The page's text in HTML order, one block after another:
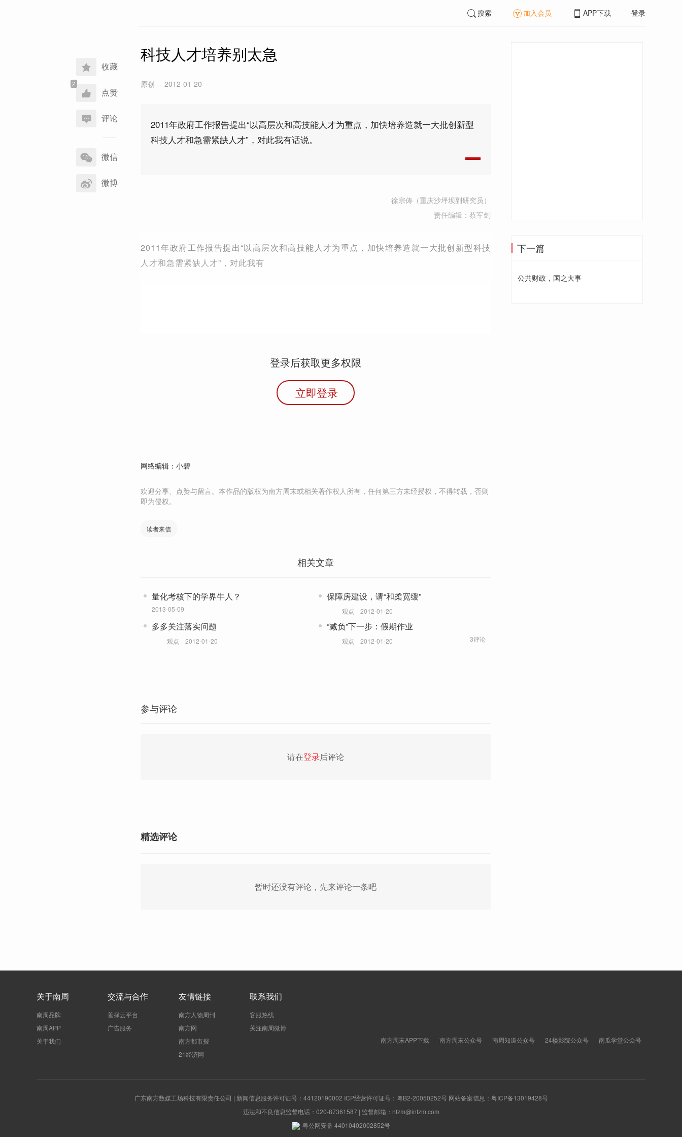
收藏
点赞
评论
享
到
微信
微博
搜索 加入会员 APP下载 登录
科技人才培养别太急
原创 2012-01-20
2011年政府工作报告提出“以高层次和高技能人才为重点，加快培养造就一大批创新型
科技人才和急需紧缺人才”，对此我有话说。
徐宗俦（重庆沙坪坝副研究员）
责任编辑：蔡军剑
2011年政府工作报告提出“以高层次和高技能人才为重点，加快培养造就一大批创新型科技
人才和急需紧缺人才”，对此我有
登录后获取更多权限
立即登录
网络编辑：小碧
欢迎分享、点赞与留言。本作品的版权为南方周末或相关著作权人所有，任何第三方未经授权，不得转载，否则
即为侵权。
读者来信
相关文章
量化考核下的学界牛人？
2013-05-09
保障房建设，请“和柔宽缓”
观点 2012-01-20
多多关注落实问题
观点 2012-01-20
“减负”下一步：假期作业
观点 2012-01-20 3评论
参与评论
请在登录后评论
精选评论
暂时还没有评论，先来评论一条吧
下一篇
公共财政，国之大事
关于南周
南周品牌
南周APP
关于我们
交流与合作
善择云平台
广告服务
友情链接
南方人物周刊
南方网
南方都市报
21经济网
联系我们
客服热线
关注南周微博
南方周末APP下载
南方周末公众号 南周知道公众号 24楼影院公众号 南瓜学堂公众号
广东南方数媒工场科技有限责任公司 | 新闻信息服务许可证号：44120190002 ICP经营许可证号：粤B2-20050252号 网站备案信息： 粤ICP备13019428号
违法和不良信息监督电话：020-87361587 | 监督邮箱：nfzm@infzm.com
粤公网安备 44010402002852号